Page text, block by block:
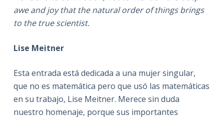
awe and joy that the natural order of things brings
to the true scientist.
Lise Meitner
Esta entrada está dedicada a una mujer singular,
que no es matemática pero que usó las matemáticas
en su trabajo, Lise Meitner. Merece sin duda
nuestro homenaje, porque sus importantes